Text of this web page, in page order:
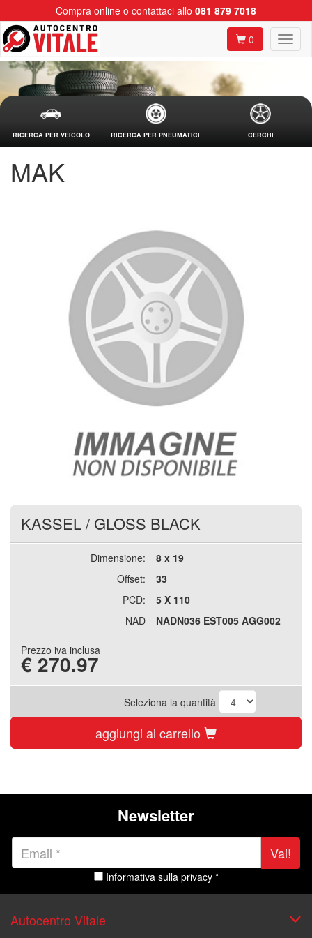
Compra online o contattaci allo 081 879 7018
0
RICERCA PER VEICOLO RICERCA PER PNEUMATICI CERCHI
MAK
KASSEL/ GLOSS BLACK
Dimensione:
8 x 19
Offset:
33
PCD:
5 X 110
NAD
NADN036 EST005 AGG002
Prezzo iva inclusa
€ 270.97
Seleziona la quantità
aggiungi al carrello
Newsletter
Vai!
Informativa sulla privacy *
Autocentro Vitale